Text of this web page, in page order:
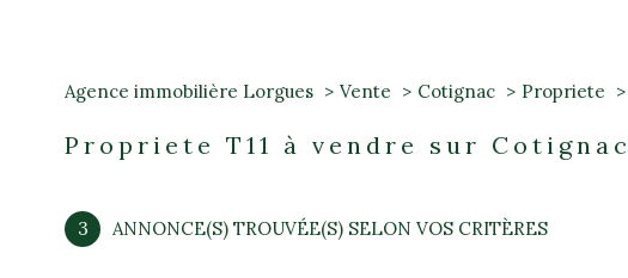
Agence immobilière Lorgues Vente Cotignac Propriete
Propriete T11 à vendre sur Cotignac
3 ANNONCE(S) TROUVÉE(S) SELON VOS CRITÈRES